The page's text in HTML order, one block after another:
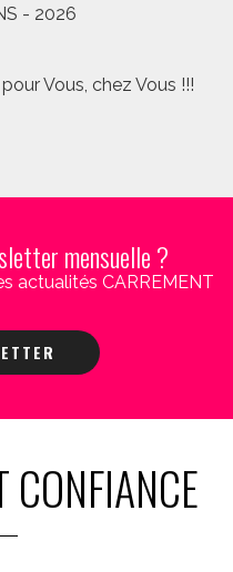
- 2026
Vous, chez Vous !!!
mensuelle ?
actualités CARREMENT
CONFIANCE